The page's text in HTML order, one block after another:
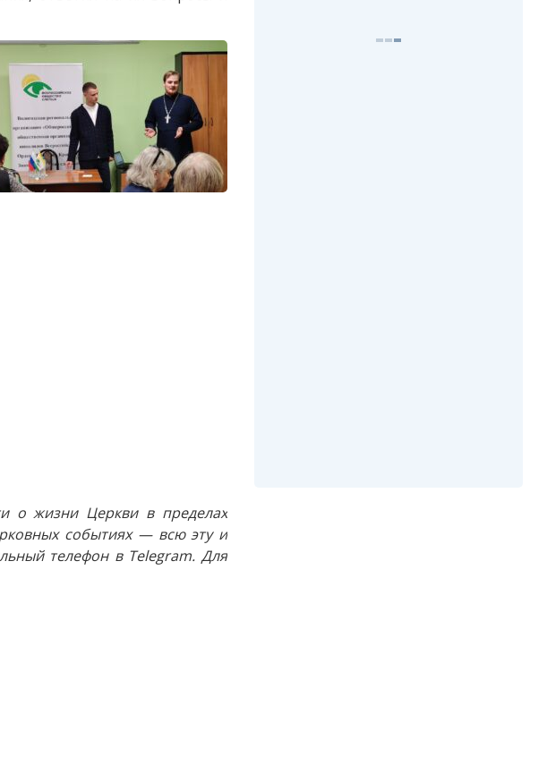
о жизни Церкви в пределах
событиях — всю эту и
телефон в Telegram. Для